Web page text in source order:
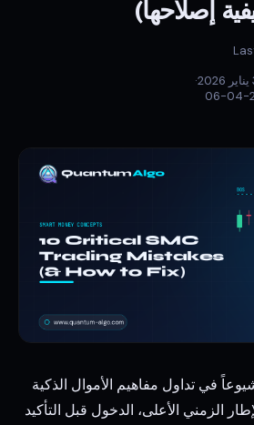
·
في تداول مفاهيم الأموال الذكية
الزمني الأعلى، الدخول قبل التأكيد